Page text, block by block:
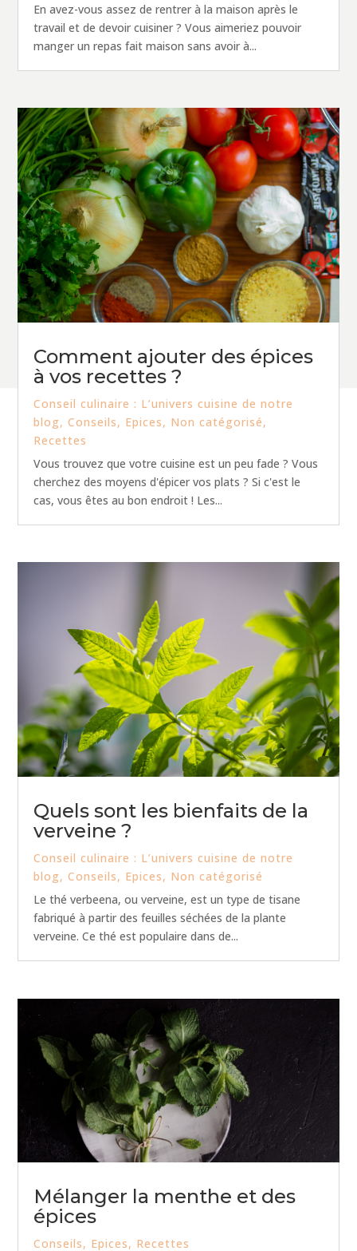
En avez-vous assez de rentrer à la maison après le
travail et de devoir cuisiner ? Vous aimeriez pouvoir
manger un repas fait maison sans avoir à...
Comment ajouter des épices
à vos recettes ?
Conseil culinaire : L’univers cuisine de notre
blog,Conseils, Epices, Non catégorisé,
Recettes
Vous trouvez que votre cuisine est un peu fade ? Vous
cherchez des moyens d'épicer vos plats ? Si c'est le
cas, vous êtes au bon endroit ! Les...
Quels sont les bienfaits de la
verveine ?
Conseil culinaire : L’univers cuisine de notre
blog,Conseils, Epices, Non catégorisé
Le thé verbeena, ou verveine, est un type de tisane
fabriqué à partir des feuilles séchées de la plante
verveine. Ce thé est populaire dans de...
Mélanger la menthe et des
épices
Conseils, Epices, Recettes